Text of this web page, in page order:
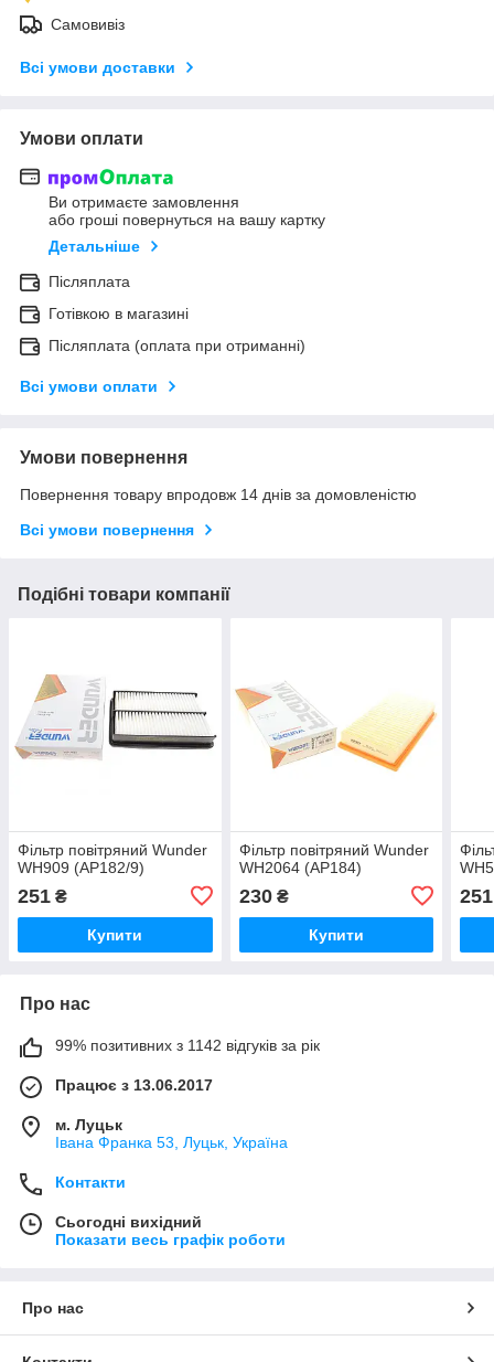
Самовивіз
Всі умови доставки
Умови оплати
Ви отримаєте замовлення
або гроші повернуться на вашу картку
Детальніше
Післяплата
Готівкою в магазині
Післяплата (оплата при отриманні)
Всі умови оплати
Умови повернення
Повернення товару впродовж 14 днів за домовленістю
Всі умови повернення
Подібні товари компанії
Фільтр повітряний Wunder
WH909 (AP182/9)
251 ₴
Купити
Фільтр повітряний Wunder
WH2064 (AP184)
230₴
Купити
251
Про нас
99% позитивних з 1142 відгуків за рік
Працює з 13.06.2017
м. Луцьк
Івана Франка 53, Луцьк, Україна
Контакти
Сьогодні вихідний
Показати весь графік роботи
Про нас